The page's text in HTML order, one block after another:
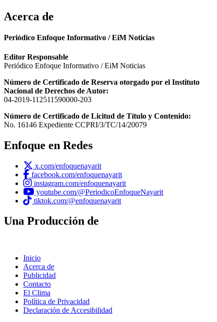
Acerca de
Periódico Enfoque Informativo / EiM Noticias
Editor Responsable
Periódico Enfoque Informativo / EiM Noticias
Número de Certificado de Reserva otorgado por el Instituto
Nacional de Derechos de Autor:
04-2019-112511590000-203
Número de Certificado de Licitud de Título y Contenido:
No. 16146 Expediente CCPRI/3/TC/14/20079
Enfoque en Redes
x.com/enfoquenayarit
facebook.com/enfoquenayarit
instagram.com/enfoquenayarit
youtube.com/@PeriodicoEnfoqueNayarit
tiktok.com/@enfoquenayarit
Una Producción de
Inicio
Acerca de
Publicidad
Contacto
El Clima
Política de Privacidad
Declaración de Accesibilidad